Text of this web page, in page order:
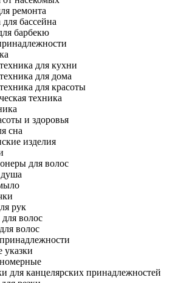
ремонта
бассейна
барбекю
для кухни
для дома
для красоты
техника
и здоровья
сна
изделия
для волос
рук
волос
волос
указки
для канцелярских принадлежностей